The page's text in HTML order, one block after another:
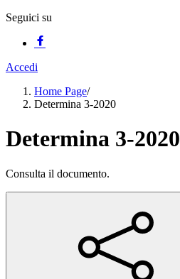
Seguici su
Accedi
Home Page/
Determina 3-2020
Determina 3-2020
Consulta il documento.